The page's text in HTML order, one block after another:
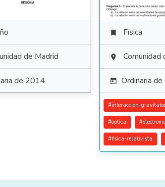
de Madrid
de 2014
 Física
 Comunidad
 Ordinaria
#interaccion-
#optica #
#fisica-relativista